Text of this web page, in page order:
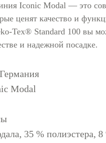
Iconic Modal — это
ценят качество и
Tex® Standard 100 вы
и надежной посадке.
Modal
35 % полиэстера, 8